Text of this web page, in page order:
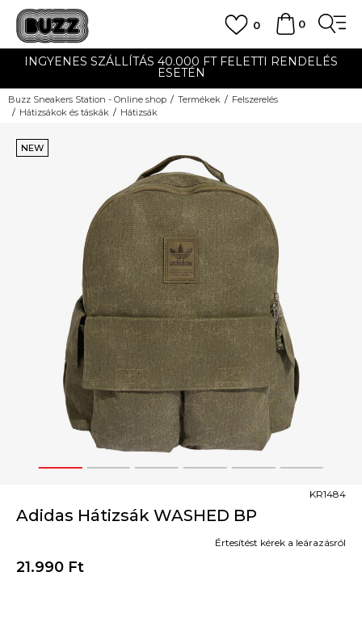
0
0
INGYENES SZÁLLÍTÁS 40.000 FT FELETTI RENDELÉS
ESETÉN
Buzz Sneakers Station - Online shop Termékek
Felszerelés
Hátizsákok és táskák
Hátizsák
1 2 3 4 5 6
NEW
Adidas Hátizsák WASHED BP
KR1484
21.990 Ft
Értesítést kérek a leárazásról